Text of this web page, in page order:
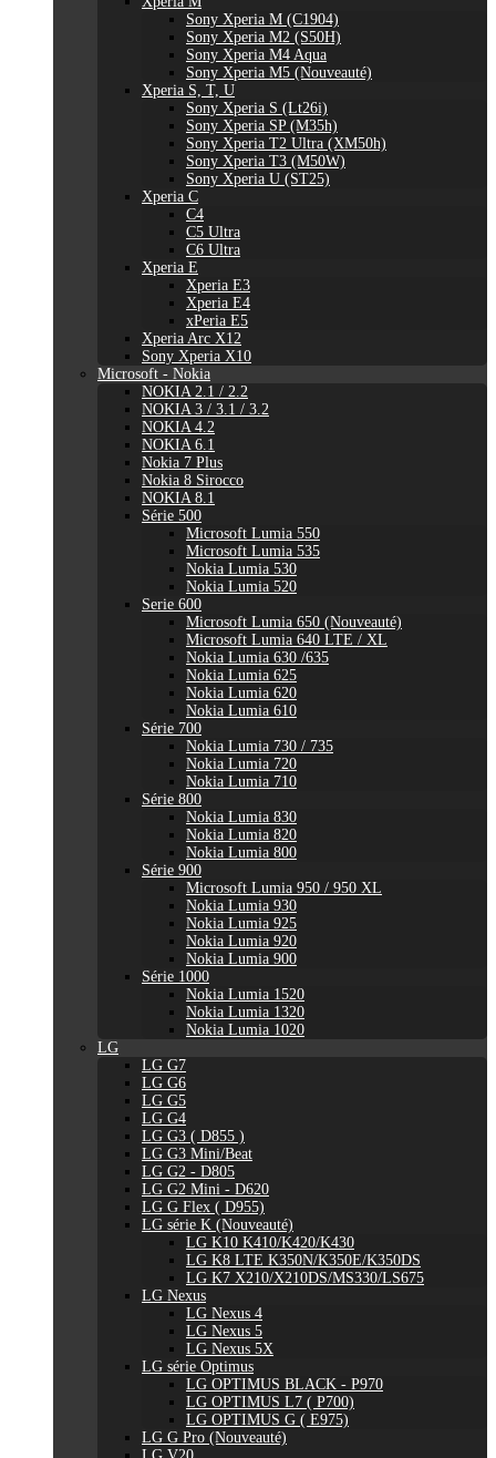
Sony Xperia M (C1904)
Sony Xperia M2 (S50H)
Sony Xperia M4 Aqua
Sony Xperia M5 (Nouveauté)
Xperia S, T, U
Sony Xperia S (Lt26i)
Sony Xperia SP (M35h)
Sony Xperia T2 Ultra (XM50h)
Sony Xperia T3 (M50W)
Sony Xperia U (ST25)
Xperia C
C4
C5 Ultra
C6 Ultra
Xperia E
Xperia E3
Xperia E4
xPeria E5
Xperia Arc X12
Sony Xperia X10
Microsoft - Nokia
NOKIA 2.1 / 2.2
NOKIA 3 / 3.1 / 3.2
NOKIA 4.2
NOKIA 6.1
Nokia 7 Plus
Nokia 8 Sirocco
NOKIA 8.1
Série 500
Microsoft Lumia 550
Microsoft Lumia 535
Nokia Lumia 530
Nokia Lumia 520
Serie 600
Microsoft Lumia 650 (Nouveauté)
Microsoft Lumia 640 LTE / XL
Nokia Lumia 630 /635
Nokia Lumia 625
Nokia Lumia 620
Nokia Lumia 610
Série 700
Nokia Lumia 730 / 735
Nokia Lumia 720
Nokia Lumia 710
Série 800
Nokia Lumia 830
Nokia Lumia 820
Nokia Lumia 800
Série 900
Microsoft Lumia 950 / 950 XL
Nokia Lumia 930
Nokia Lumia 925
Nokia Lumia 920
Nokia Lumia 900
Série 1000
Nokia Lumia 1520
Nokia Lumia 1320
Nokia Lumia 1020
LG
LG G7
LG G6
LG G5
LG G4
LG G3 ( D855 )
LG G3 Mini/Beat
LG G2 - D805
LG G2 Mini - D620
LG G Flex ( D955)
LG série K (Nouveauté)
LG K10 K410/K420/K430
LG K8 LTE K350N/K350E/K350DS
LG K7 X210/X210DS/MS330/LS675
LG Nexus
LG Nexus 4
LG Nexus 5
LG Nexus 5X
LG série Optimus
LG OPTIMUS BLACK - P970
LG OPTIMUS L7 ( P700)
LG OPTIMUS G ( E975)
LG G Pro (Nouveauté)